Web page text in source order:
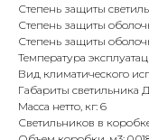
Степень защиты
Степень защиты
Степень защиты
Температура
Вид климатического
Габариты светильника
Масса нетто, кг: 6
Светильников в